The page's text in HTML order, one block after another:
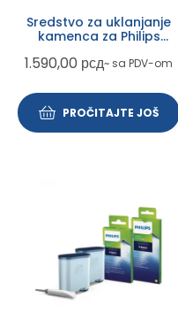
Sredstvo za uklanjanje
kamenca za Philips
1.590,00 рсд~ sa PDV-om
PROČITAJTE JOŠ